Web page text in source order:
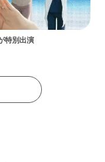
特別出演